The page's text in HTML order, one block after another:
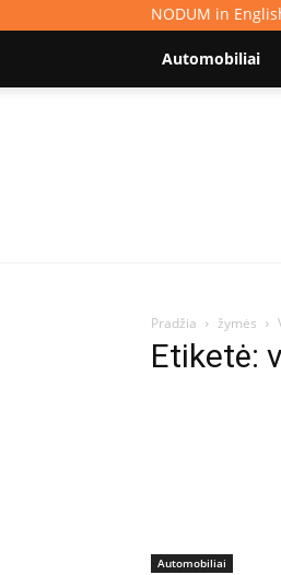
NODUM in
Automobiliai
Pradžia žymės
Etiketė:
Automobiliai